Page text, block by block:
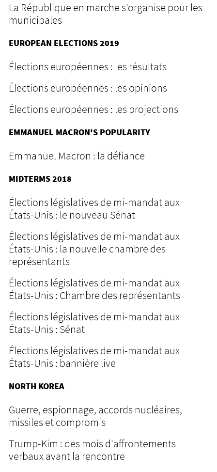
La République en marche s'organise pour les
municipales
EUROPEAN ELECTIONS 2019
Élections européennes : les résultats
Élections européennes : les opinions
Élections européennes : les projections
EMMANUEL MACRON'S POPULARITY
Emmanuel Macron : la défiance
MIDTERMS 2018
Élections législatives de mi-mandat aux
États-Unis : le nouveau Sénat
Élections législatives de mi-mandat aux
États-Unis : la nouvelle chambre des
représentants
Élections législatives de mi-mandat aux
États-Unis : Chambre des représentants
Élections législatives de mi-mandat aux
États-Unis : Sénat
Élections législatives de mi-mandat aux
États-Unis : bannière live
NORTH KOREA
Guerre, espionnage, accords nucléaires,
missiles et compromis
Trump-Kim : des mois d'affrontements
verbaux avant la rencontre